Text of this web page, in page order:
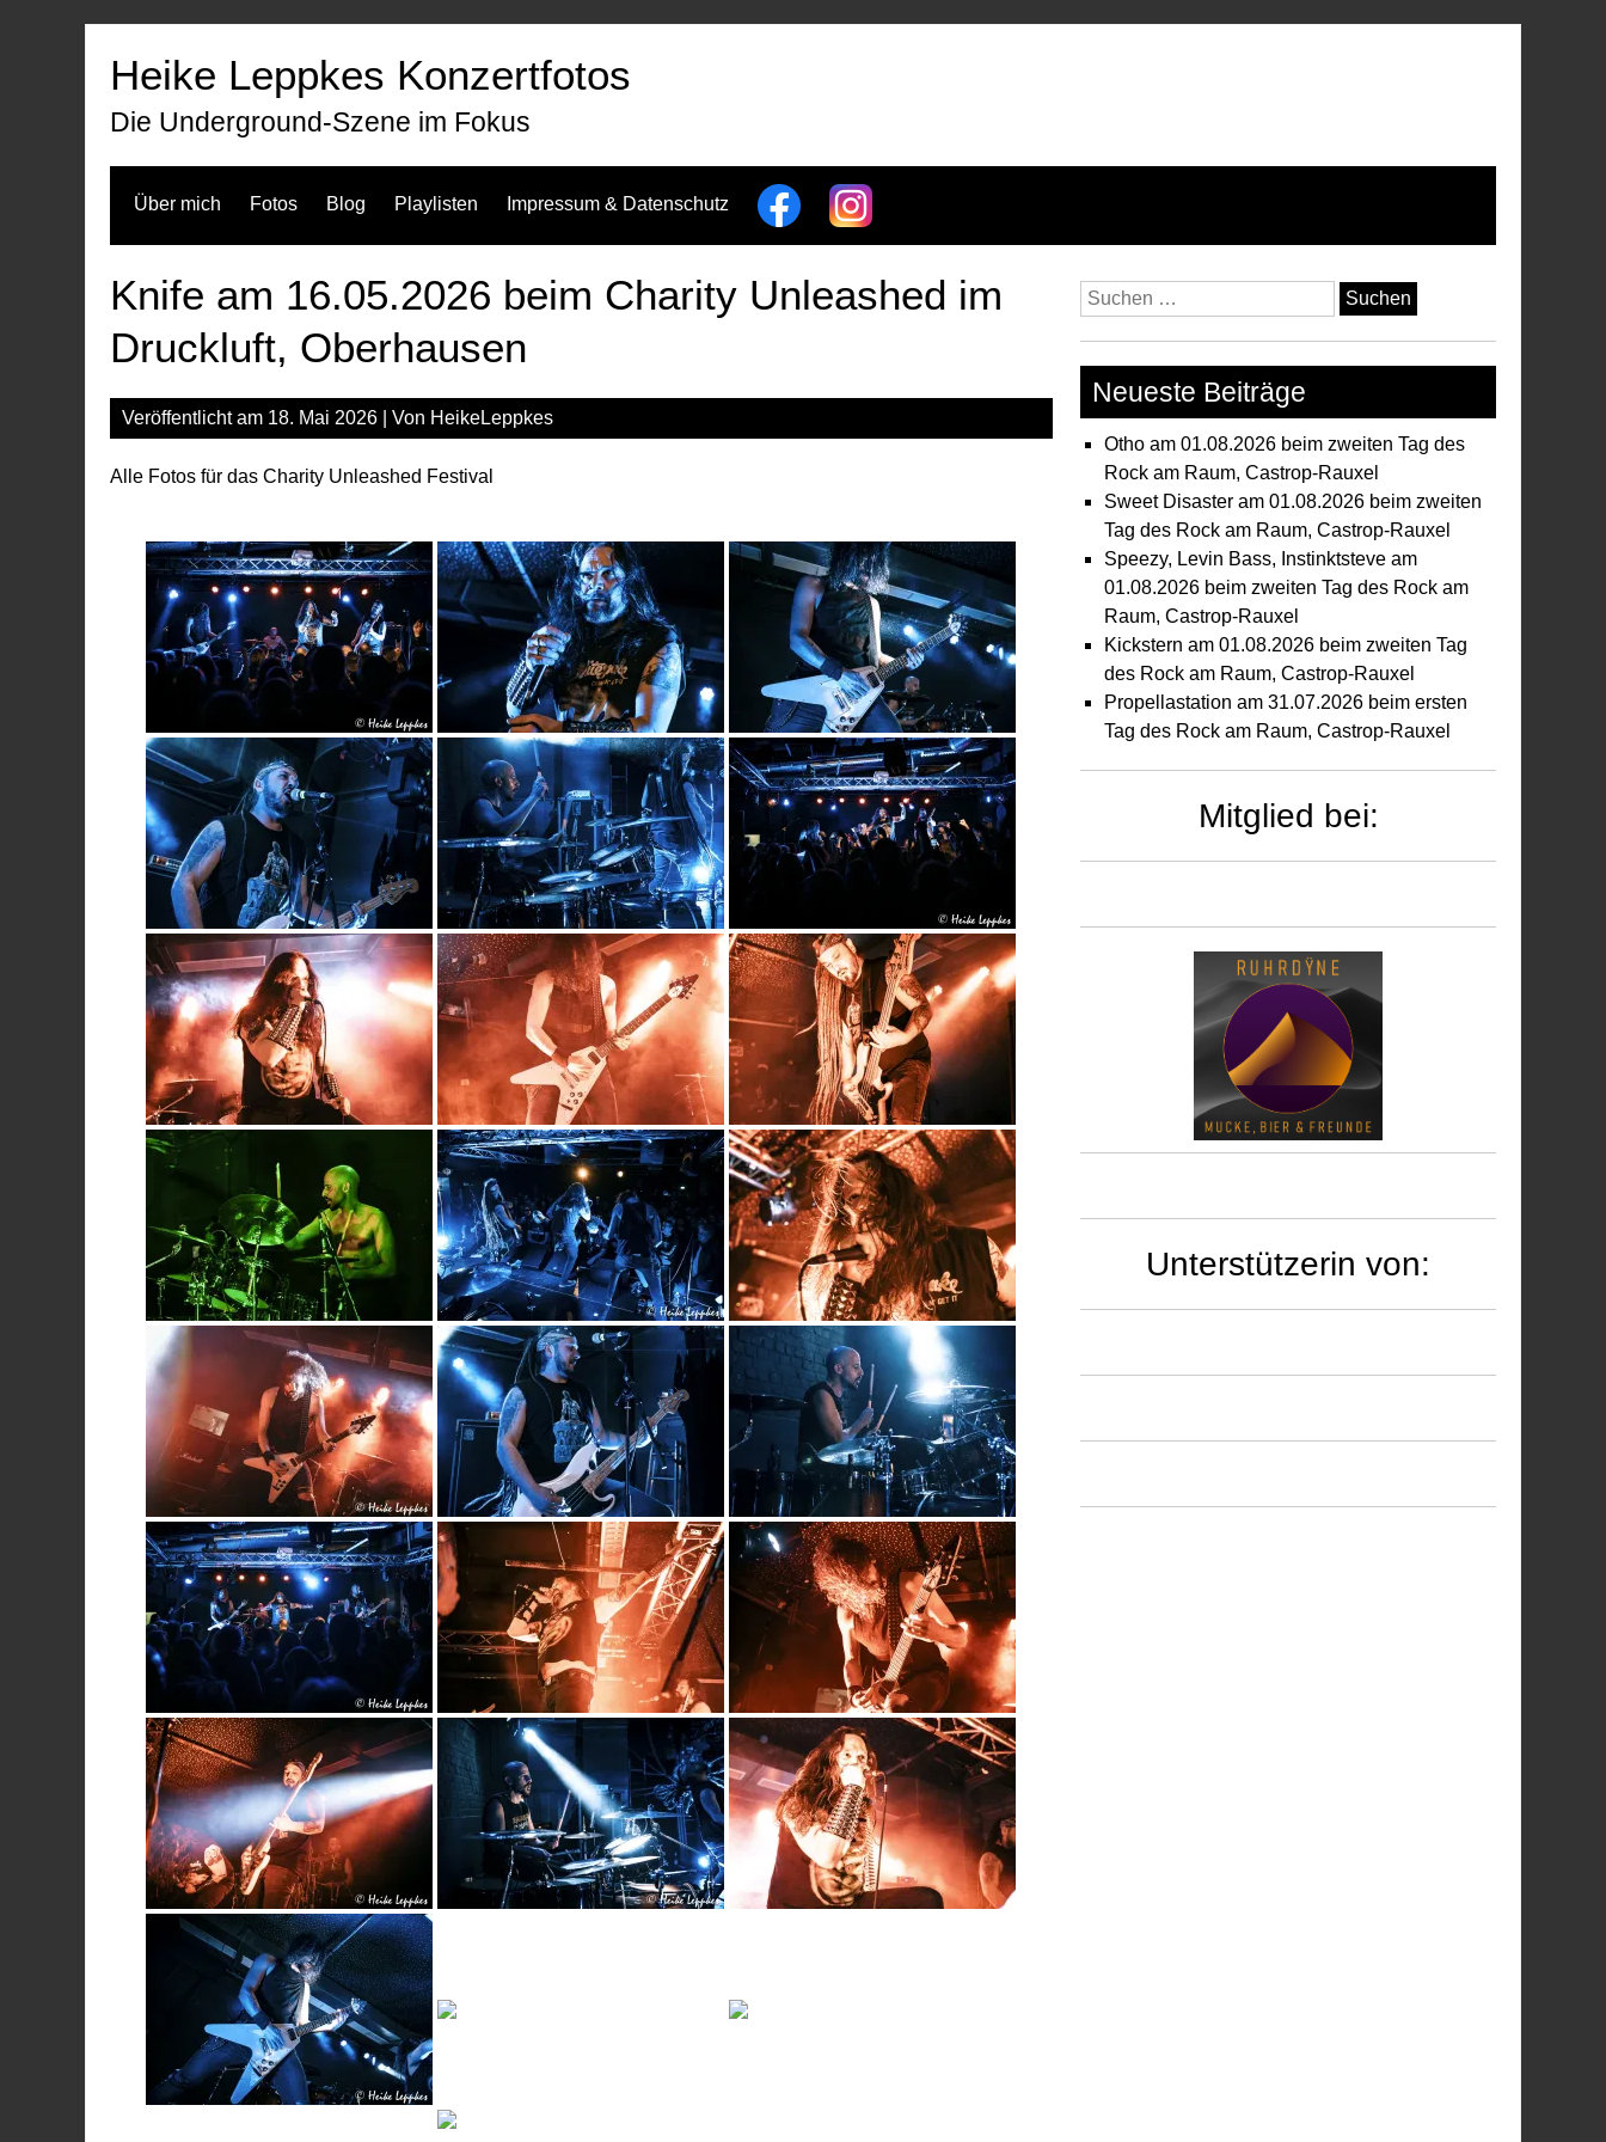
Heike Leppkes Konzertfotos
Die Underground-Szene im Fokus
Über mich Fotos Blog Playlisten Impressum & Datenschutz
Knife am 16.05.2026 beim Charity Unleashed im
Druckluft, Oberhausen
Veröffentlicht am 18. Mai 2026 | Von HeikeLeppkes
Alle Fotos für das Charity Unleashed Festival
Suchen
nach:
Neueste Beiträge
Otho am 01.08.2026 beim zweiten Tag des
Rock am Raum, Castrop-Rauxel
Sweet Disaster am 01.08.2026 beim zweiten
Tag des Rock am Raum, Castrop-Rauxel
Speezy, Levin Bass, Instinktsteve am
01.08.2026 beim zweiten Tag des Rock am
Raum, Castrop-Rauxel
Kickstern am 01.08.2026 beim zweiten Tag
des Rock am Raum, Castrop-Rauxel
Propellastation am 31.07.2026 beim ersten
Tag des Rock am Raum, Castrop-Rauxel
Mitglied bei:
Unterstützerin von: